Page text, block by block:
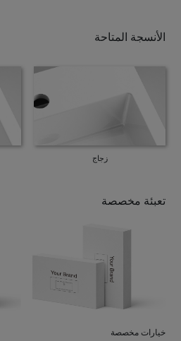
الأنسجة المتاحة
زجاج
تعبئة مخصصة
خيارات مخصصة